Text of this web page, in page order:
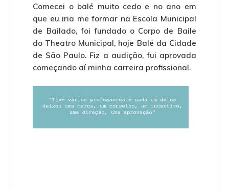
Comecei o balé muito cedo e no ano em
que eu iria me formar na Escola Municipal
de Bailado, foi fundado o Corpo de Baile
do Theatro Municipal, hoje Balé da Cidade
de São Paulo. Fiz a audição, fui aprovada
começando aí minha carreira profissional.